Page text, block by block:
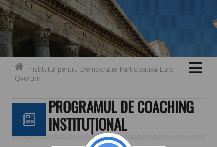
Contact
Skip to content
Institutul pentru Democratie Participativa Euro
Qvorum
PROGRAMUL DE COACHING
INSTITUȚIONAL